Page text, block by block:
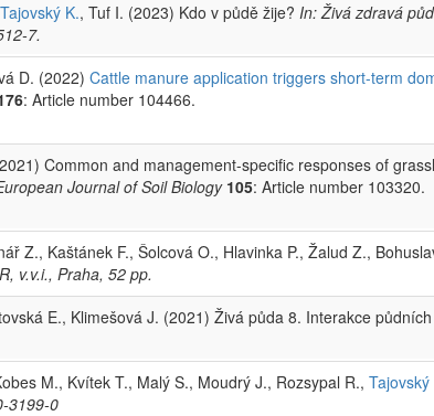
Tajovský K., Tuf I. (2023) Kdo v půdě žije? In: Živá zdravá
7.
D. (2022) Cattle manure application triggers short-term
: Article number 104466.
Common and management-specific responses of
Journal of Soil Biology 105: Article number 103320.
Z., Kaštánek F., Šolcová O., Hlavinka P., Žalud Z.,
v.v.i., Praha, 52 pp.
E., Klimešová J. (2021) Živá půda 8. Interakce
M., Kvítek T., Malý S., Moudrý J., Rozsypal R., Tajovský
3199-0